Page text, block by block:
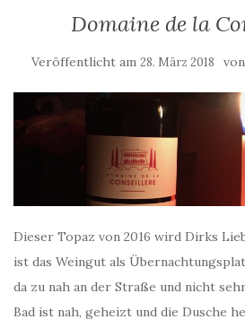
Domaine de la
Veröffentlicht am 28. März 2018 von
Dieser Topaz von 2016 wird Dirks
ist das Weingut als
da zu nah an der Straße und nicht
Bad ist nah, geheizt und die Dusche